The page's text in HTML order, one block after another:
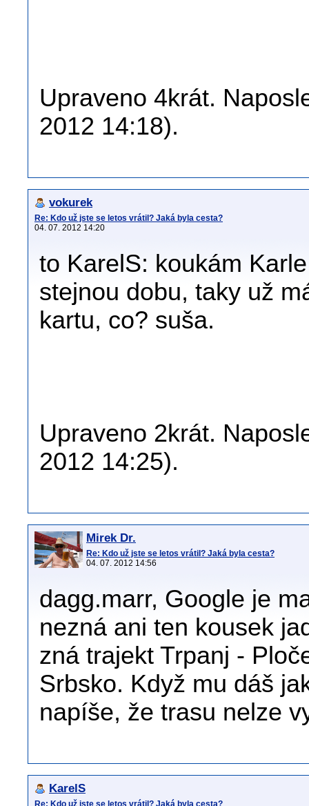
Upraveno 4krát.
2012 14:18).
vokurek
Re: Kdo už jste se letos vrátil? Jaká byla cesta?
04. 07. 2012 14:20
to KarelS: koukám
stejnou dobu, taky už
kartu, co? suša.
Upraveno 2krát.
2012 14:25).
Mirek Dr.
Re: Kdo už jste se letos vrátil? Jaká byla cesta?
04. 07. 2012 14:56
dagg.marr, Google je
nezná ani ten kousek
zná trajekt Trpanj -
Srbsko. Když mu dáš
napíše, že trasu nelze
KarelS
Re: Kdo už jste se letos vrátil? Jaká byla cesta?